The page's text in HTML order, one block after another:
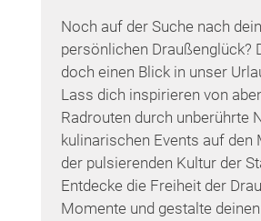
Noch auf der Suche nach
persönlichen Draußenglück?
doch einen Blick in unser
Lass dich inspirieren von
Radrouten durch unberührte
kulinarischen Events auf den
der pulsierenden Kultur der
Entdecke die Freiheit der
Momente und gestalte